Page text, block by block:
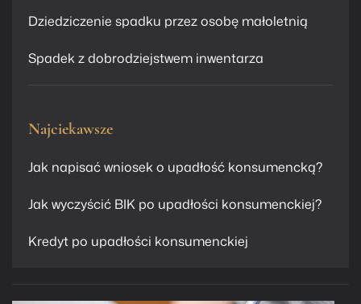
Dziedziczenie spadku przez osobę małoletnią
Spadek z dobrodziejstwem inwentarza
Najciekawsze
Jak napisać wniosek o upadłość konsumencką?
Jak wyczyścić BIK po upadłości konsumenckiej?
Kredyt po upadłości konsumenckiej